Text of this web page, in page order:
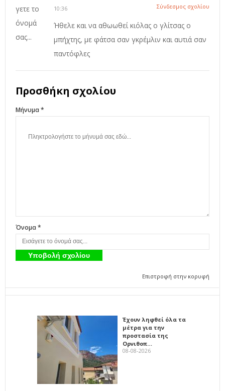
10:36
Σύνδεσμος σχολίου
Ήθελε και να αθωωθεί κιόλας ο γλίτσας ο
μπήχτης, με φάτσα σαν γκρέμλιν και αυτιά σαν
παντόφλες
Προσθήκη σχολίου
Μήνυμα *
Όνομα *
Επιστροφή στην κορυφή
Έχουν ληφθεί όλα τα
μέτρα για την
προστασία της
Ορνιθοπ…
08-08-2026